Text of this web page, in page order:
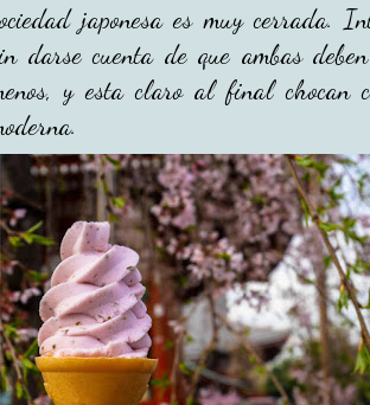
japonesa es muy cerrada.
darse cuenta de que ambas
y esta claro al final chocan